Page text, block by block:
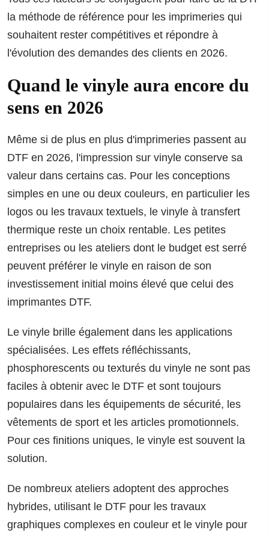
la méthode de référence pour les imprimeries qui
souhaitent rester compétitives et répondre à
l'évolution des demandes des clients en 2026.
Quand le vinyle aura encore du
sens en 2026
Même si de plus en plus d'imprimeries passent au
DTF en 2026, l'impression sur vinyle conserve sa
valeur dans certains cas. Pour les conceptions
simples en une ou deux couleurs, en particulier les
logos ou les travaux textuels, le vinyle à transfert
thermique reste un choix rentable. Les petites
entreprises ou les ateliers dont le budget est serré
peuvent préférer le vinyle en raison de son
investissement initial moins élevé que celui des
imprimantes DTF.
Le vinyle brille également dans les applications
spécialisées. Les effets réfléchissants,
phosphorescents ou texturés du vinyle ne sont pas
faciles à obtenir avec le DTF et sont toujours
populaires dans les équipements de sécurité, les
vêtements de sport et les articles promotionnels.
Pour ces finitions uniques, le vinyle est souvent la
solution.
De nombreux ateliers adoptent des approches
hybrides, utilisant le DTF pour les travaux
graphiques complexes en couleur et le vinyle pour